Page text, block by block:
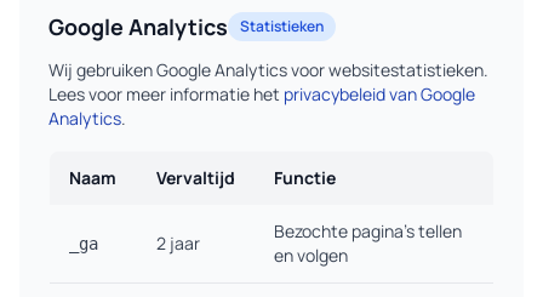
Google Analytics Statistieken
Wij gebruiken Google Analytics voor websitestatistieken.
Lees voor meer informatie het privacybeleid van Google
Analytics.
Naam Vervaltijd Functie
_ga 2 jaar
Bezochte pagina's tellen
en volgen